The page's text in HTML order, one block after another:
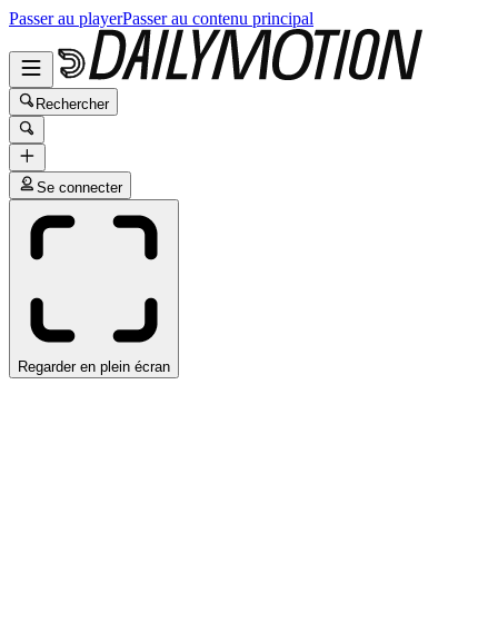
Passer au playerPasser au contenu principal
Rechercher
Se connecter
Regarder en plein écran